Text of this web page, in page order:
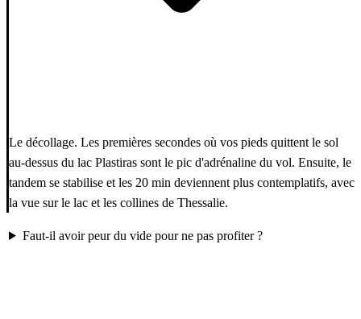
Le décollage. Les premières secondes où vos pieds quittent le sol
au-dessus du lac Plastiras sont le pic d'adrénaline du vol. Ensuite, le
tandem se stabilise et les 20 min deviennent plus contemplatifs, avec
la vue sur le lac et les collines de Thessalie.
Faut-il avoir peur du vide pour ne pas profiter ?